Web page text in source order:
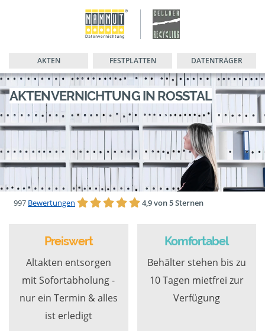
AKTEN FESTPLATTEN DATENTRÄGER
AKTENVERNICHTUNG IN ROSSTAL
997 Bewertungen 4,9 von 5 Sternen
Preiswert
Altakten entsorgen
mit Sofortabholung -
nur ein Termin & alles
ist erledigt
Komfortabel
Behälter stehen bis zu
10 Tagen mietfrei zur
Verfügung